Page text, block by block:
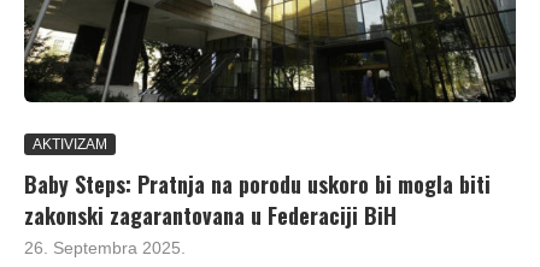
AKTIVIZAM
Baby Steps: Pratnja na porodu uskoro bi mogla biti
zakonski zagarantovana u Federaciji BiH
26. Septembra 2025.